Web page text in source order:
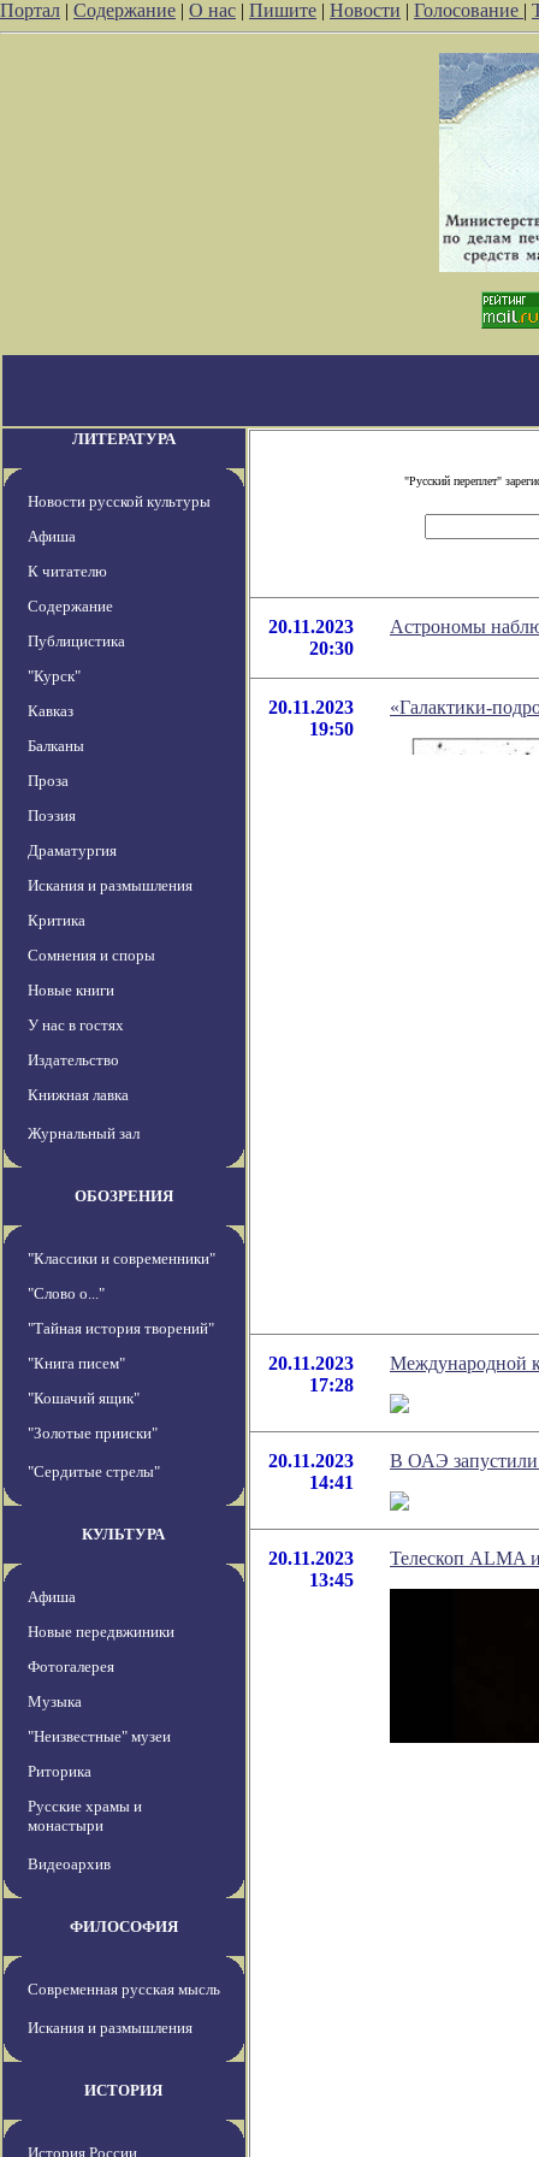
Портал | Содержание | О нас | Пишите | Новости | Голосование |
ЛИТЕРАТУРА
Новости русской культуры
Афиша
К читателю
Содержание
Публицистика
"Курск"
Кавказ
Балканы
Проза
Поэзия
Драматургия
Искания и размышления
Критика
Сомнения и споры
Новые книги
У нас в гостях
Издательство
Книжная лавка
Журнальный зал
ОБОЗРЕНИЯ
"Классики и современники"
"Слово о..."
"Тайная история творений"
"Книга писем"
"Кошачий ящик"
"Золотые прииски"
"Сердитые стрелы"
КУЛЬТУРА
Афиша
Новые передвжиники
Фотогалерея
Музыка
"Неизвестные" музеи
Риторика
Русские храмы и
монастыри
Видеоархив
ФИЛОСОФИЯ
Современная русская мысль
Искания и размышления
ИСТОРИЯ
История России
"Русский переплет"
20.11.2023
20:30
Астрономы
20.11.2023
19:50
«Галактики-
20.11.2023
17:28
Международной
20.11.2023
14:41
В ОАЭ
20.11.2023
13:45
Телескоп ALMA